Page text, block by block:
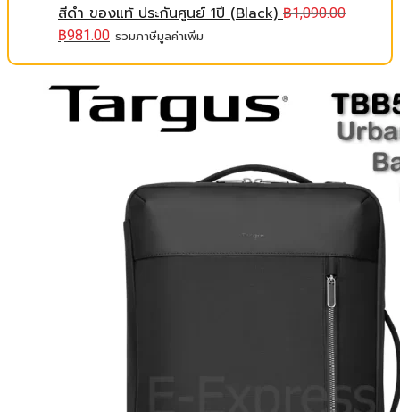
สีดำ ของแท้ ประกันศูนย์ 1ปี (Black) ฿1,090.00
฿981.00 รวมภาษีมูลค่าเพิ่ม